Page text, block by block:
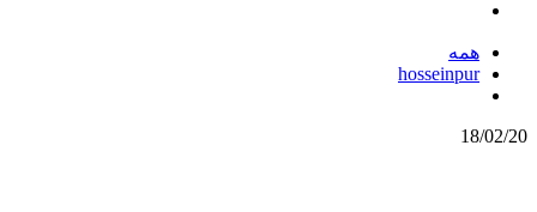
همه
hosseinpur
18/02/20